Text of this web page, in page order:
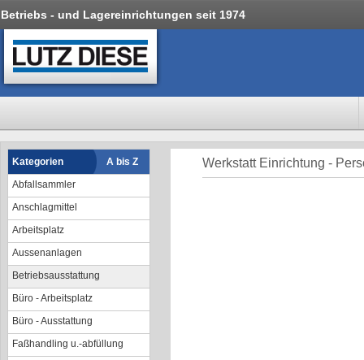
Betriebs - und Lagereinrichtungen seit 1974
Kategorien
A bis Z
Abfallsammler
Anschlagmittel
Arbeitsplatz
Aussenanlagen
Betriebsausstattung
Büro - Arbeitsplatz
Büro - Ausstattung
Faßhandling u.-abfüllung
Werkstatt Einrichtung -